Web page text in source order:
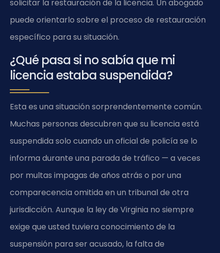
solicitar la restauración de la licencia. Un abogado
puede orientarlo sobre el proceso de restauración
específico para su situación.
¿Qué pasa si no sabía que mi
licencia estaba suspendida?
Esta es una situación sorprendentemente común.
Muchas personas descubren que su licencia está
suspendida solo cuando un oficial de policía se lo
informa durante una parada de tráfico — a veces
por multas impagas de años atrás o por una
comparecencia omitida en un tribunal de otra
jurisdicción. Aunque la ley de Virginia no siempre
exige que usted tuviera conocimiento de la
suspensión para ser acusado, la falta de